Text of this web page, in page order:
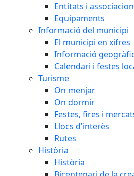
Entitats i
Equipaments
Informació del municipi
El municipi en xifres
Informació
Calendari i festes
Turisme
On menjar
On dormir
Festes, fires i
Llocs d'interès
Rutes
Història
Història